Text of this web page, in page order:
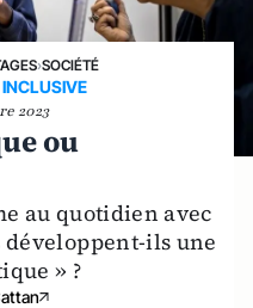
›SOCIÉTÉ
2023
ou
au quotidien avec
ils une
» ?